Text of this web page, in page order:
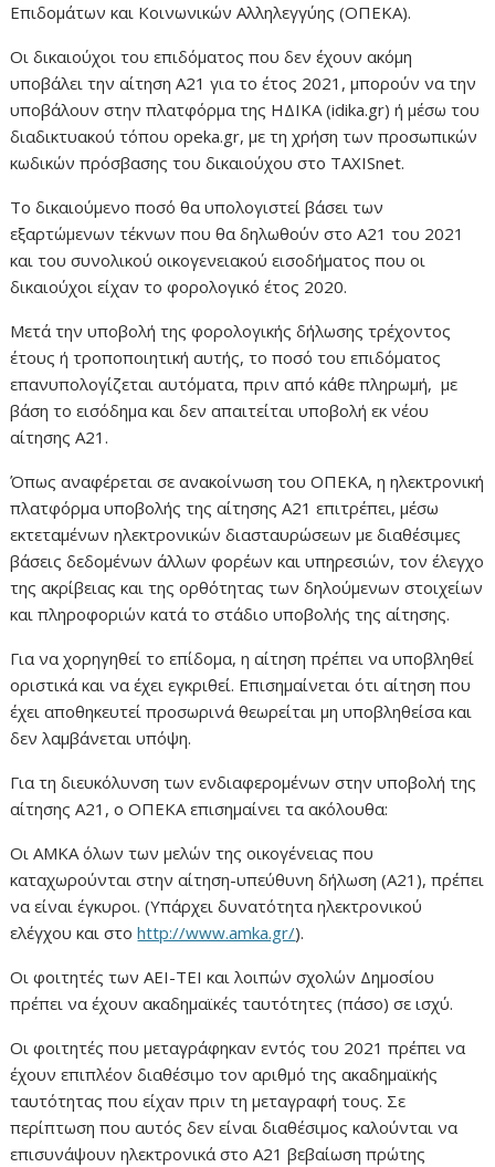
Επιδομάτων και Κοινωνικών Αλληλεγγύης (ΟΠΕΚΑ).
Οι δικαιούχοι του επιδόματος που δεν έχουν ακόμη
υποβάλει την αίτηση Α21 για το έτος 2021, μπορούν να την
υποβάλουν στην πλατφόρμα της ΗΔΙΚΑ (idika.gr) ή μέσω του
διαδικτυακού τόπου opeka.gr, με τη χρήση των προσωπικών
κωδικών πρόσβασης του δικαιούχου στο TAXISnet.
Το δικαιούμενο ποσό θα υπολογιστεί βάσει των
εξαρτώμενων τέκνων που θα δηλωθούν στο Α21 του 2021
και του συνολικού οικογενειακού εισοδήματος που οι
δικαιούχοι είχαν το φορολογικό έτος 2020.
Μετά την υποβολή της φορολογικής δήλωσης τρέχοντος
έτους ή τροποποιητική αυτής, το ποσό του επιδόματος
επανυπολογίζεται αυτόματα, πριν από κάθε πληρωμή, με
βάση το εισόδημα και δεν απαιτείται υποβολή εκ νέου
αίτησης Α21.
Όπως αναφέρεται σε ανακοίνωση του ΟΠΕΚΑ, η ηλεκτρονική
πλατφόρμα υποβολής της αίτησης Α21 επιτρέπει, μέσω
εκτεταμένων ηλεκτρονικών διασταυρώσεων με διαθέσιμες
βάσεις δεδομένων άλλων φορέων και υπηρεσιών, τον έλεγχο
της ακρίβειας και της ορθότητας των δηλούμενων στοιχείων
και πληροφοριών κατά το στάδιο υποβολής της αίτησης.
Για να χορηγηθεί το επίδομα, η αίτηση πρέπει να υποβληθεί
οριστικά και να έχει εγκριθεί. Επισημαίνεται ότι αίτηση που
έχει αποθηκευτεί προσωρινά θεωρείται μη υποβληθείσα και
δεν λαμβάνεται υπόψη.
Για τη διευκόλυνση των ενδιαφερομένων στην υποβολή της
αίτησης Α21, ο ΟΠΕΚΑ επισημαίνει τα ακόλουθα:
Οι ΑΜΚΑ όλων των μελών της οικογένειας που
καταχωρούνται στην αίτηση-υπεύθυνη δήλωση (Α21), πρέπει
να είναι έγκυροι. (Υπάρχει δυνατότητα ηλεκτρονικού
ελέγχου και στοhttp://www.amka.gr/).
Οι φοιτητές των ΑΕΙ-ΤΕΙ και λοιπών σχολών Δημοσίου
πρέπει να έχουν ακαδημαϊκές ταυτότητες (πάσο) σε ισχύ.
Οι φοιτητές που μεταγράφηκαν εντός του 2021 πρέπει να
έχουν επιπλέον διαθέσιμο τον αριθμό της ακαδημαϊκής
ταυτότητας που είχαν πριν τη μεταγραφή τους. Σε
περίπτωση που αυτός δεν είναι διαθέσιμος καλούνται να
επισυνάψουν ηλεκτρονικά στο Α21 βεβαίωση πρώτης